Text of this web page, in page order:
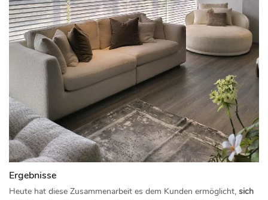
Ergebnisse
Heute hat diese Zusammenarbeit es dem Kunden ermöglicht, sich